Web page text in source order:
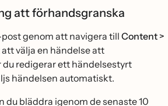
att förhandsgranska
genom att navigera till Content >
välja en händelse att
redigerar ett händelsestyrt
händelsen automatiskt.
du bläddra igenom de senaste 10